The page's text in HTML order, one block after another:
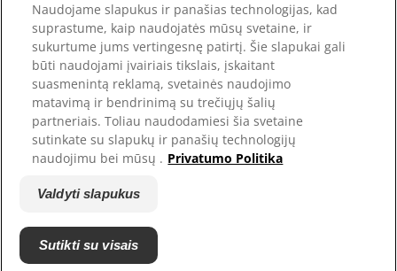
Karjera
Jeigu konkrečiai nenurodyta kitaip, šioje svetainėje
naudojamas prekės ženklo simbolis ™ reiškia Hill's
Pet Nutrition, Inc. priklausančius prekės ženklus.
Naudojame slapukus ir panašias technologijas, kad
suprastume, kaip naudojatės mūsų svetaine, ir
sukurtume jums vertingesnę patirtį. Šie slapukai gali
būti naudojami įvairiais tikslais, įskaitant
suasmenintą reklamą, svetainės naudojimo
matavimą ir bendrinimą su trečiųjų šalių
partneriais. Toliau naudodamiesi šia svetaine
sutinkate su slapukų ir panašių technologijų
naudojimu bei mūsų . Privatumo Politika
Valdyti slapukus
Sutikti su visais